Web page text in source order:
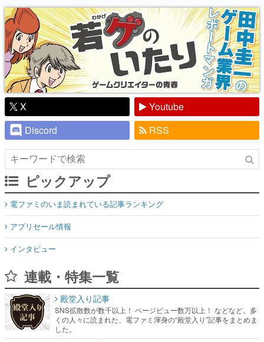
り】
X
Youtube
Discord
RSS
ピックアップ
電ファミのいま読まれている記事ランキング
アプリセール情報
インタビュー
連載・特集一覧
殿堂入り記事
SNS拡散数が数千以上！ ページビュー数万以上！ などなど。多
くの人々に読まれた、電ファミ渾身の“殿堂入り”記事をまとめま
した。